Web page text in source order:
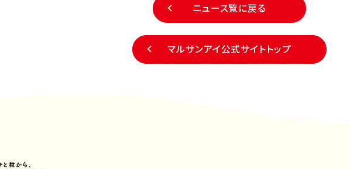
ニュース覧に戻る
マルサンアイ公式サイトトップ